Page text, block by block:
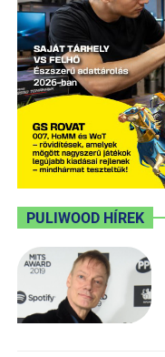
PULIWOOD HÍREK